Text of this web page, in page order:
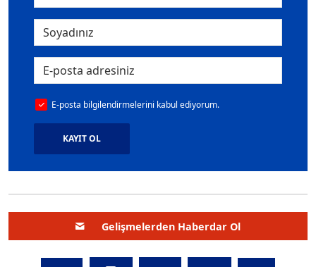
E-posta bilgilendirmelerini kabul ediyorum.
KAYIT OL
Gelişmelerden Haberdar Ol